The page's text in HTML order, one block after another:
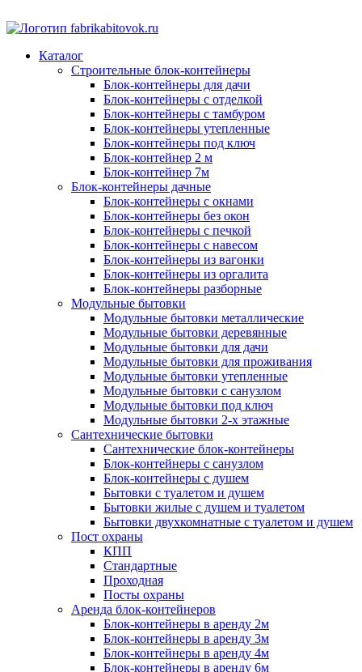
Каталог
Строительные блок-контейнеры
Блок-контейнеры для дачи
Блок-контейнеры с отделкой
Блок-контейнеры с тамбуром
Блок-контейнеры утепленные
Блок-контейнеры под ключ
Блок-контейнер 2 м
Блок-контейнер 7м
Блок-контейнеры дачные
Блок-контейнеры с окнами
Блок-контейнеры без окон
Блок-контейнеры с печкой
Блок-контейнеры с навесом
Блок-контейнеры из вагонки
Блок-контейнеры из оргалита
Блок-контейнеры разборные
Модульные бытовки
Модульные бытовки металлические
Модульные бытовки деревянные
Модульные бытовки для дачи
Модульные бытовки для проживания
Модульные бытовки утепленные
Модульные бытовки с санузлом
Модульные бытовки под ключ
Модульные бытовки 2-х этажные
Сантехнические бытовки
Сантехнические блок-контейнеры
Блок-контейнеры с санузлом
Блок-контейнеры с душем
Бытовки с туалетом и душем
Бытовки жилые с душем и туалетом
Бытовки двухкомнатные с туалетом и душем
Пост охраны
КПП
Стандартные
Проходная
Посты охраны
Аренда блок-контейнеров
Блок-контейнеры в аренду 2м
Блок-контейнеры в аренду 3м
Блок-контейнеры в аренду 4м
Блок-контейнеры в аренду 6м